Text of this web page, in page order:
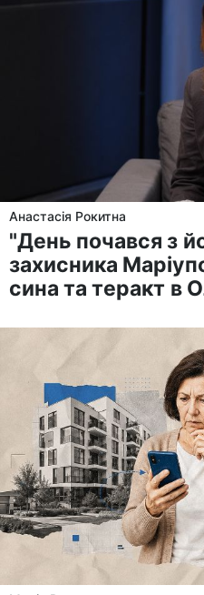
Анастасія Рокитна
"День почався з
захисника
сина та теракт в